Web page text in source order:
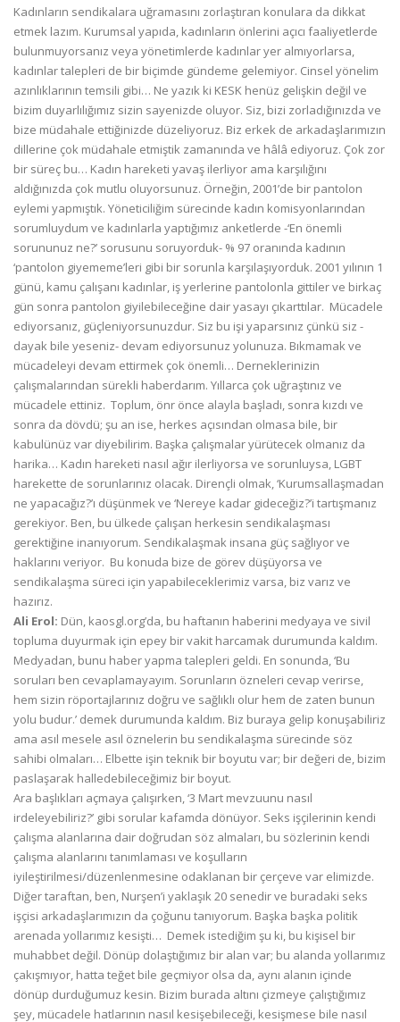
Kadınların sendikalara uğramasını zorlaştıran konulara da dikkat
etmek lazım. Kurumsal yapıda, kadınların önlerini açıcı faaliyetlerde
bulunmuyorsanız veya yönetimlerde kadınlar yer almıyorlarsa,
kadınlar talepleri de bir biçimde gündeme gelemiyor. Cinsel yönelim
azınlıklarının temsili gibi… Ne yazık ki KESK henüz gelişkin değil ve
bizim duyarlılığımız sizin sayenizde oluyor. Siz, bizi zorladığınızda ve
bize müdahale ettiğinizde düzeliyoruz. Biz erkek de arkadaşlarımızın
dillerine çok müdahale etmiştik zamanında ve hâlâ ediyoruz. Çok zor
bir süreç bu… Kadın hareketi yavaş ilerliyor ama karşılığını
aldığınızda çok mutlu oluyorsunuz. Örneğin, 2001’de bir pantolon
eylemi yapmıştık. Yöneticiliğim sürecinde kadın komisyonlarından
sorumluydum ve kadınlarla yaptığımız anketlerde -‘En önemli
sorununuz ne?’ sorusunu soruyorduk- % 97 oranında kadının
‘pantolon giyememe’leri gibi bir sorunla karşılaşıyorduk. 2001 yılının 1
günü, kamu çalışanı kadınlar, iş yerlerine pantolonla gittiler ve birkaç
gün sonra pantolon giyilebileceğine dair yasayı çıkarttılar. Mücadele
ediyorsanız, güçleniyorsunuzdur. Siz bu işi yaparsınız çünkü siz -
dayak bile yeseniz- devam ediyorsunuz yolunuza. Bıkmamak ve
mücadeleyi devam ettirmek çok önemli… Derneklerinizin
çalışmalarından sürekli haberdarım. Yıllarca çok uğraştınız ve
mücadele ettiniz. Toplum, önr önce alayla başladı, sonra kızdı ve
sonra da dövdü; şu an ise, herkes açısından olmasa bile, bir
kabulünüz var diyebilirim. Başka çalışmalar yürütecek olmanız da
harika… Kadın hareketi nasıl ağır ilerliyorsa ve sorunluysa, LGBT
harekette de sorunlarınız olacak. Dirençli olmak, ‘Kurumsallaşmadan
ne yapacağız?’ı düşünmek ve ‘Nereye kadar gideceğiz?’i tartışmanız
gerekiyor. Ben, bu ülkede çalışan herkesin sendikalaşması
gerektiğine inanıyorum. Sendikalaşmak insana güç sağlıyor ve
haklarını veriyor. Bu konuda bize de görev düşüyorsa ve
sendikalaşma süreci için yapabileceklerimiz varsa, biz varız ve
hazırız.
Ali Erol: Dün, kaosgl.org’da, bu haftanın haberini medyaya ve sivil
topluma duyurmak için epey bir vakit harcamak durumunda kaldım.
Medyadan, bunu haber yapma talepleri geldi. En sonunda, ‘Bu
soruları ben cevaplamayayım. Sorunların özneleri cevap verirse,
hem sizin röportajlarınız doğru ve sağlıklı olur hem de zaten bunun
yolu budur.’ demek durumunda kaldım. Biz buraya gelip konuşabiliriz
ama asıl mesele asıl öznelerin bu sendikalaşma sürecinde söz
sahibi olmaları… Elbette işin teknik bir boyutu var; bir değeri de, bizim
paslaşarak halledebileceğimiz bir boyut.
Ara başlıkları açmaya çalışırken, ‘3 Mart mevzuunu nasıl
irdeleyebiliriz?’ gibi sorular kafamda dönüyor. Seks işçilerinin kendi
çalışma alanlarına dair doğrudan söz almaları, bu sözlerinin kendi
çalışma alanlarını tanımlaması ve koşulların
iyileştirilmesi/düzenlenmesine odaklanan bir çerçeve var elimizde.
Diğer taraftan, ben, Nurşen’i yaklaşık 20 senedir ve buradaki seks
işçisi arkadaşlarımızın da çoğunu tanıyorum. Başka başka politik
arenada yollarımız kesişti… Demek istediğim şu ki, bu kişisel bir
muhabbet değil. Dönüp dolaştığımız bir alan var; bu alanda yollarımız
çakışmıyor, hatta teğet bile geçmiyor olsa da, aynı alanın içinde
dönüp durduğumuz kesin. Bizim burada altını çizmeye çalıştığımız
şey, mücadele hatlarının nasıl kesişebileceği, kesişmese bile nasıl